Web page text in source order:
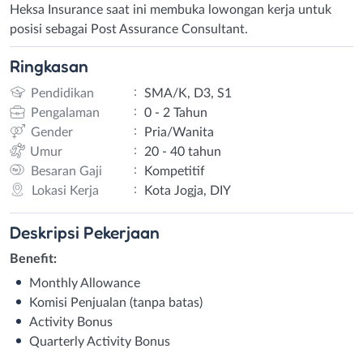
Heksa Insurance saat ini membuka lowongan kerja untuk
posisi sebagai Post Assurance Consultant.
Ringkasan
Pendidikan :
SMA/K, D3, S1
Pengalaman
:
0 - 2 Tahun
Gender
:
Pria/Wanita
Umur
:
20 - 40 tahun
Besaran Gaji
:
Kompetitif
Lokasi Kerja
: Kota Jogja, DIY
Deskripsi Pekerjaan
Benefit:
Monthly Allowance
Komisi Penjualan (tanpa batas)
Activity Bonus
Quarterly Activity Bonus